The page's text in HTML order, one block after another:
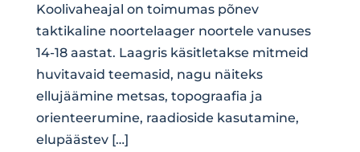
Koolivaheajal on toimumas põnev
taktikaline noortelaager noortele vanuses
14-18 aastat. Laagris käsitletakse mitmeid
huvitavaid teemasid, nagu näiteks
ellujäämine metsas, topograafia ja
orienteerumine, raadioside kasutamine,
elupäästev […]